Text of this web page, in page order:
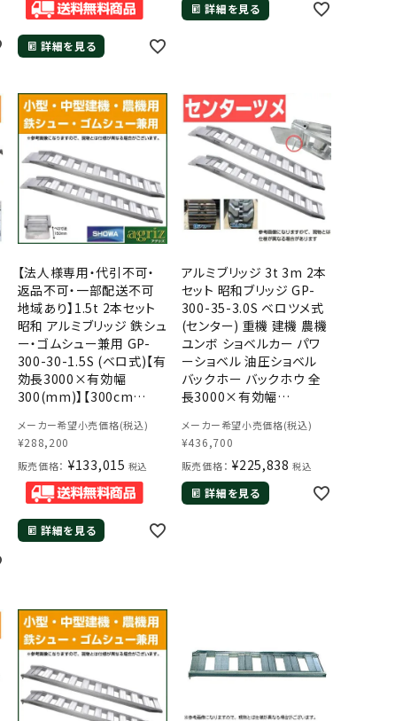
詳細を見る
詳細を見る
【法人様専用・代引不可・
返品不可・一部配送不可
地域あり】1.5t 2本セット
昭和 アルミブリッジ 鉄シュ
ー・ゴムシュー兼用 GP-
300-30-1.5S (ベロ式)【有
効長3000×有効幅
300(mm)】【300cm
1.5t/セット(2本)】 【1.5ト
ン】【1.5t】【国産・日本製】
【3m】
メーカー希望小売価格(税込)
¥288,200
販売価格： ¥133,015 税込
詳細を見る
アルミブリッジ 3t 3m 2本
セット 昭和ブリッジ GP-
300-35-3.0S ベロツメ式
(センター) 重機 建機 農機
ユンボ ショベルカー パワ
ーショベル 油圧ショベル
バックホー バックホウ 全
長3000×有効幅
大積載3トン 3.0トン ラダ
ーレール
メーカー希望小売価格(税込)
¥436,700
販売価格： ¥225,838 税込
詳細を見る